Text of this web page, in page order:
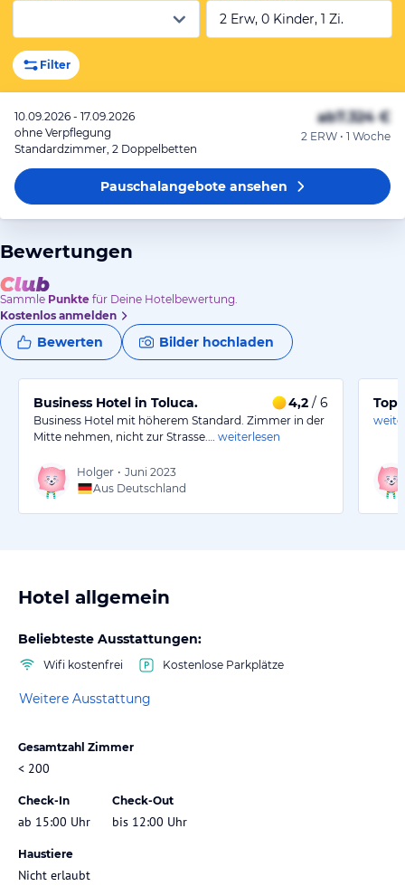
2 Erw, 0 Kinder, 1 Zi.
Filter
10.09.2026 - 17.09.2026
ohne Verpflegung
Standardzimmer, 2 Doppelbetten
ab7.324 €
2 ERW • 1 Woche
Pauschalangeboteansehen
Bewertungen
Sammle Punkte für Deine Hotelbewertung.
Kostenlos anmelden
Bewerten Bilder hochladen
Business Hotel in Toluca. 4,2 / 6
Business Hotel mit höherem Standard. Zimmer in der
Mitte nehmen, nicht zur Strasse.…
weiterlesen
Holger • Juni 2023
Aus Deutschland
Top
Hotel allgemein
Beliebteste Ausstattungen:
Wifi kostenfrei Kostenlose Parkplätze
Weitere Ausstattung
Gesamtzahl Zimmer
< 200
Check-In
ab 15:00 Uhr
Check-Out
bis 12:00 Uhr
Haustiere
Nicht erlaubt